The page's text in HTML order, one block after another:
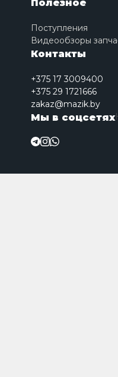
Полезное
Поступления
Видеообзоры
Контакты
+375 17 3009400
+375 29 1721666
zakaz@mazik.by
Мы в соцсетях